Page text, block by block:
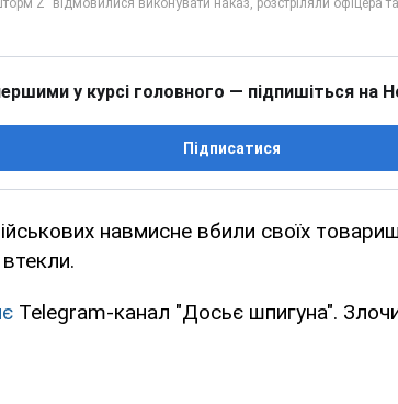
у курсі головного — підпишіться на
Підписатися
навмисне вбили своїх
Telegram-канал "Досьє шпигуна".